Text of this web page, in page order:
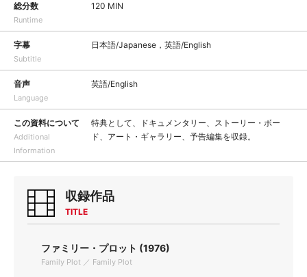
総分数
Runtime
120 MIN
字幕
Subtitle
日本語/Japanese，英語/English
音声
Language
英語/English
この資料について
Additional
Information
特典として、ドキュメンタリー、ストーリー・ボー
ド、アート・ギャラリー、予告編集を収録。
収録作品
TITLE
ファミリー・プロット (1976)
Family Plot ／ Family Plot